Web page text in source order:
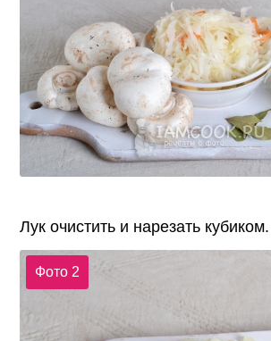
Лук очистить и нарезать кубиком.
Фото 2